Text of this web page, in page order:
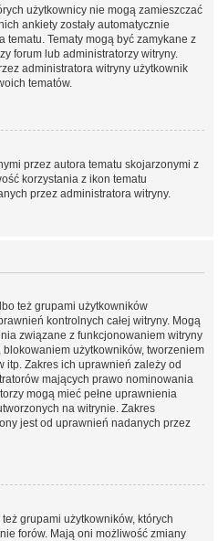
użytkownicy nie mogą zamieszczać
ankiety zostały automatycznie
Tematy mogą być zamykane z
forum lub administratorzy witryny.
administratora witryny użytkownik
tematów.
przez autora tematu skojarzonymi z
korzystania z ikon tematu
przez administratora witryny.
też grupami użytkowników
kontrolnych całej witryny. Mogą
związane z funkcjonowaniem witryny
użytkowników, tworzeniem
itp. Zakres ich uprawnień zależy od
mających prawo nominowania
mogą mieć pełne uprawnienia
na witrynie. Zakres
jest od uprawnień nadanych przez
grupami użytkowników, których
forów. Mają oni możliwość zmiany